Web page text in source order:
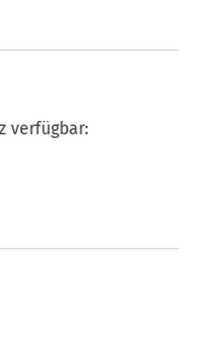
verfügbar: